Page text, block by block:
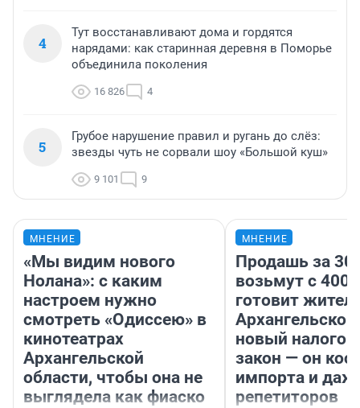
4
Тут восстанавливают дома и гордятся
нарядами: как старинная деревня в Поморье
объединила поколения
16 826 4
5
Грубое нарушение правил и ругань до слёз:
звезды чуть не сорвали шоу «Большой куш»
9 101 9
МНЕНИЕ
«Мы видим нового
Нолана»: с каким
настроем нужно
смотреть «Одиссею» в
кинотеатрах
Архангельской
области, чтобы она не
выглядела как фиаско
МНЕНИЕ
Продашь за
возьмут с
готовит
новый
закон — он
импорта и
репетиторов